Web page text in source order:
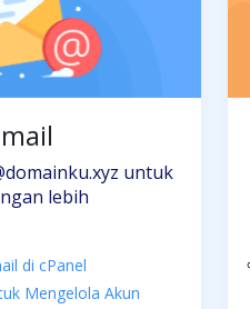
untuk
lebih
di cPanel
Mengelola Akun